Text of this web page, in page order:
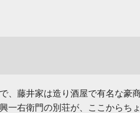
、藤井家は造り酒屋で有名な豪
一右衛門の別荘が、ここからち